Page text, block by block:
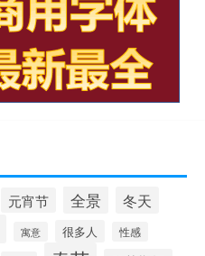
元宵节 全景 冬天
寓意 很多人 性感